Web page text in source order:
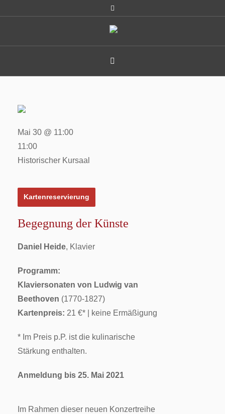
Begegnung der Künste
Daniel Heide, Klavier
Programm:
Klaviersonaten von Ludwig van
Beethoven (1770-1827)
Kartenpreis: 21 €* | keine Ermäßigung
* Im Preis p.P. ist die kulinarische
Stärkung enthalten.
Anmeldung bis 25. Mai 2021
Im Rahmen dieser neuen Konzertreihe
Mai 30 @ 11:00
11:00
Historischer Kursaal
Kartenreservierung